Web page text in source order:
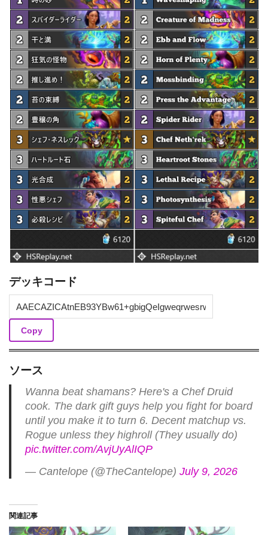
デッキコード
Copy
ソース
Wanna beat shamans? Here's a Chef Druid
cook. The dark gift guys help you fight for board
until you make it to turn 6. Decent matchup vs.
Rogue unless they highroll (They usually do)
pic.twitter.com/AvjUyAlIQP
— Cantelope (@TheCantelope) July 9, 2026
関連記事